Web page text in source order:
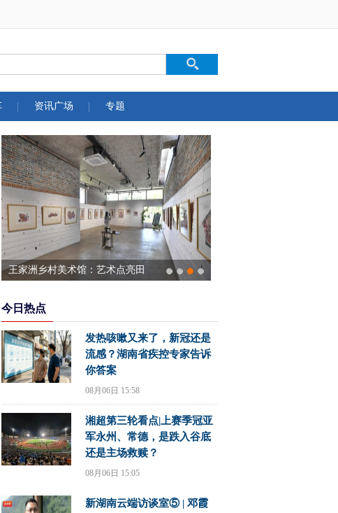
资讯广场 专题
王家洲乡村美术馆：艺术点亮田
今日热点
发热咳嗽又来了，新冠还是
流感？湖南省疾控专家告诉
你答案
08月06日 15:58
湘超第三轮看点|上赛季冠亚
军永州、常德，是跌入谷底
还是主场救赎？
08月06日 15:05
新湖南云端访谈室⑤ | 邓霞